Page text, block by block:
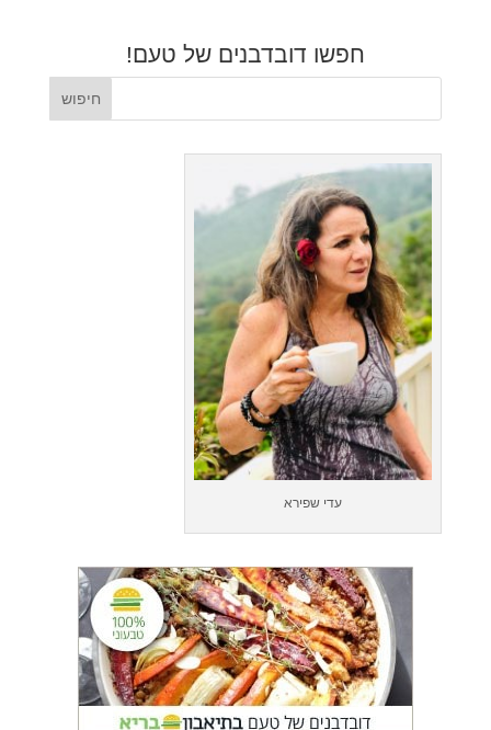
חפשו דובדבנים של טעם!
עדי שפירא